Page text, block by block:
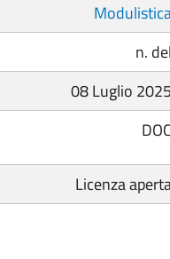
n. del
08 Luglio 2025
DOC
Licenza